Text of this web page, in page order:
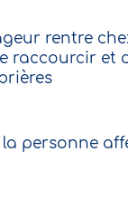
rentre
raccourcir et
personne